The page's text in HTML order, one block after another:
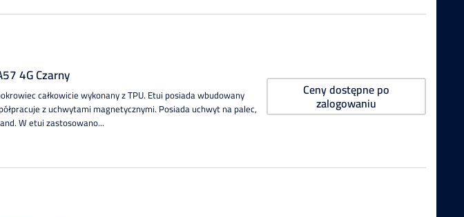
4G Czarny
całkowicie wykonany z TPU. Etui posiada wbudowany
z uchwytami magnetycznymi. Posiada uchwyt na palec,
W etui zastosowano...
Ceny dostępne po
zalogowaniu